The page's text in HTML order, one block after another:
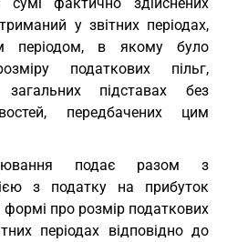
у звітних періодах,
періодом, в якому було
податкових пільг,
підставах без
передбачених цим
подає разом з
з податку на прибуток
формі про розмір податкових
періодах відповідно до